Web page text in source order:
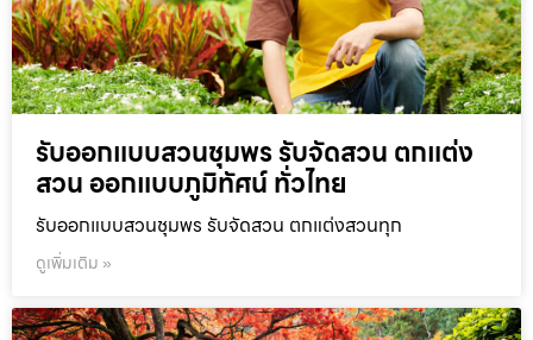
รับออกแบบสวนชุมพร รับจัดสวน ตกแต่ง
สวน ออกแบบภูมิทัศน์ ทั่วไทย
รับออกแบบสวนชุมพร รับจัดสวน ตกแต่งสวนทุก
ดูเพิ่มเติม »